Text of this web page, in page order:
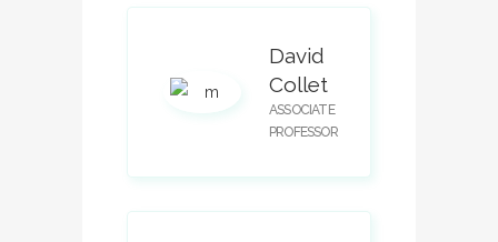
David
Collet
ASSOCIATE
PROFESSOR